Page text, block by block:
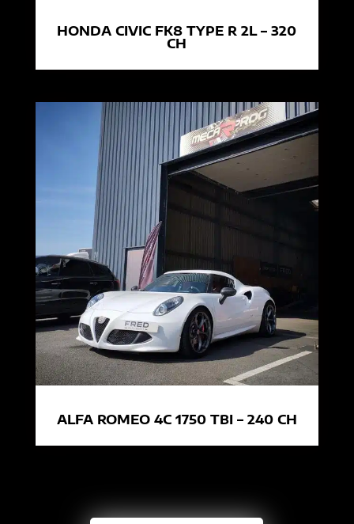
HONDA CIVIC FK8 TYPE R 2L – 320
CH
ALFA ROMEO 4C 1750 TBI – 240 CH